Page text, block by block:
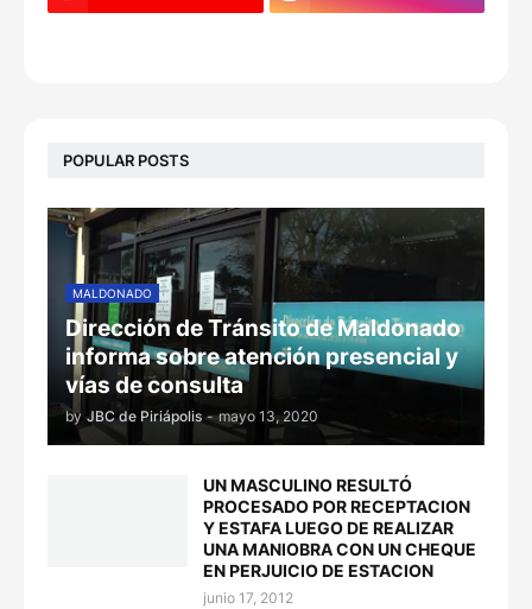
POPULAR POSTS
MALDONADO
Dirección de Tránsito de Maldonado
informa sobre atención presencial y
vías de consulta
by JBC de Piriápolis - mayo 13, 2020
UN MASCULINO RESULTÓ
PROCESADO POR RECEPTACION
Y ESTAFA LUEGO DE REALIZAR
UNA MANIOBRA CON UN CHEQUE
EN PERJUICIO DE ESTACION
junio 17, 2012